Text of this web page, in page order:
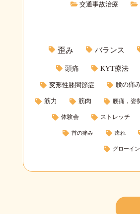
交通事故治療
歪み バランス
頭痛 KYT療法
変形性膝関節症 腰の痛
筋力 筋肉 腰痛，姿
体験会 ストレッチ
首の痛み 痺れ
グローイ